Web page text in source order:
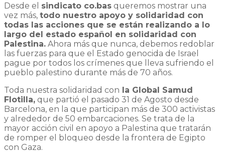
Desde el sindicato co.bas queremos mostrar una
vez más, todo nuestro apoyo y solidaridad con
todas las acciones que se están realizando a lo
largo del estado español en solidaridad con
Palestina. Ahora más que nunca, debemos redoblar
las fuerzas para que el Estado genocida de Israel
pague por todos los crímenes que lleva sufriendo el
pueblo palestino durante más de 70 años.
Toda nuestra solidaridad con la Global Samud
Flotilla, que partió el pasado 31 de Agosto desde
Barcelona, en la que participan más de 300 activistas
y alrededor de 50 embarcaciones. Se trata de la
mayor acción civil en apoyo a Palestina que tratarán
de romper el bloqueo desde la frontera de Egipto
con Gaza.